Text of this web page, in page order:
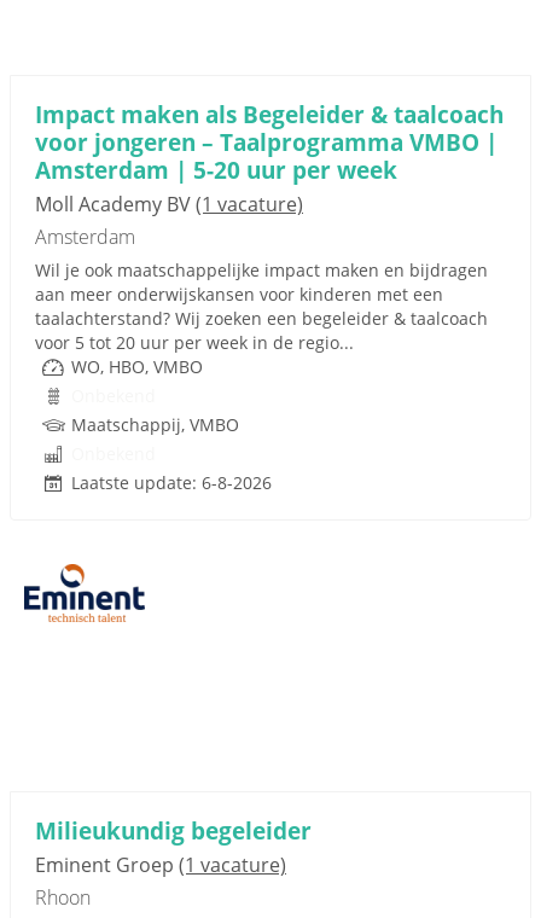
Impact maken als Begeleider & taalcoach
voor jongeren – Taalprogramma VMBO |
Amsterdam | 5-20 uur per week
Moll Academy BV(1 vacature)
Amsterdam
Wil je ook maatschappelijke impact maken en bijdragen
aan meer onderwijskansen voor kinderen met een
taalachterstand? Wij zoeken een begeleider & taalcoach
voor 5 tot 20 uur per week in de regio...
WO, HBO, VMBO
Maatschappij, VMBO
Laatste update: 6-8-2026
Milieukundig begeleider
Eminent Groep (1 vacature)
Rhoon